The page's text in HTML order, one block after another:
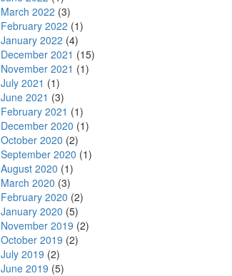
March 2022 (3)
February 2022 (1)
January 2022 (4)
December 2021 (15)
November 2021 (1)
July 2021 (1)
June 2021 (3)
February 2021 (1)
December 2020 (1)
October 2020 (2)
September 2020 (1)
August 2020 (1)
March 2020 (3)
February 2020 (2)
January 2020 (5)
November 2019 (2)
October 2019 (2)
July 2019 (2)
June 2019 (5)